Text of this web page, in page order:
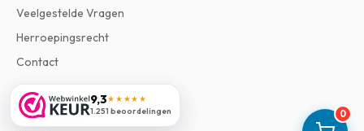
0
9,3★★★★★
1.251 beoordelingen
Veelgestelde Vragen
Herroepingsrecht
Contact
Informatie